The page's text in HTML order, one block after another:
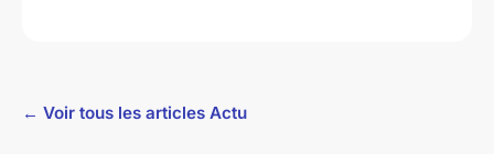
← Voir tous les articles Actu